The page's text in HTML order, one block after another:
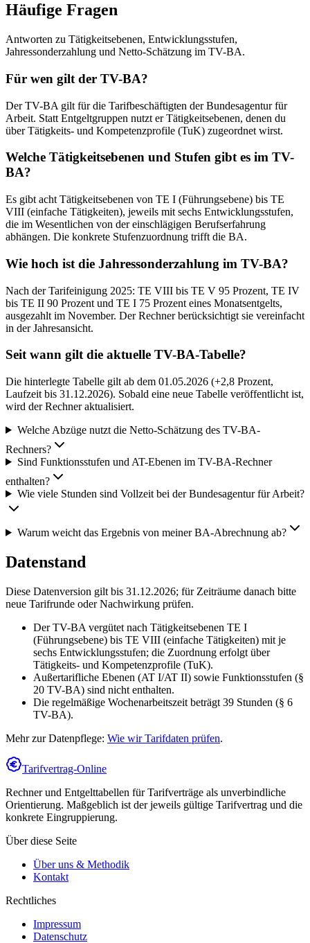
Häufige Fragen
Antworten zu Tätigkeitsebenen, Entwicklungsstufen,
Jahressonderzahlung und Netto-Schätzung im TV-BA.
Für wen gilt der TV-BA?
Der TV-BA gilt für die Tarifbeschäftigten der Bundesagentur für
Arbeit. Statt Entgeltgruppen nutzt er Tätigkeitsebenen, denen du
über Tätigkeits- und Kompetenzprofile (TuK) zugeordnet wirst.
Welche Tätigkeitsebenen und Stufen gibt es im TV-
BA?
Es gibt acht Tätigkeitsebenen von TE I (Führungsebene) bis TE
VIII (einfache Tätigkeiten), jeweils mit sechs Entwicklungsstufen,
die im Wesentlichen von der einschlägigen Berufserfahrung
abhängen. Die konkrete Stufenzuordnung trifft die BA.
Wie hoch ist die Jahressonderzahlung im TV-BA?
Nach der Tarifeinigung 2025: TE VIII bis TE V 95 Prozent, TE IV
bis TE II 90 Prozent und TE I 75 Prozent eines Monatsentgelts,
ausgezahlt im November. Der Rechner berücksichtigt sie vereinfacht
in der Jahresansicht.
Seit wann gilt die aktuelle TV-BA-Tabelle?
Die hinterlegte Tabelle gilt ab dem 01.05.2026 (+2,8 Prozent,
Laufzeit bis 31.12.2026). Sobald eine neue Tabelle veröffentlicht ist,
wird der Rechner aktualisiert.
Welche Abzüge nutzt die Netto-Schätzung des TV-BA-
Rechners?
Sind Funktionsstufen und AT-Ebenen im TV-BA-Rechner
enthalten?
Wie viele Stunden sind Vollzeit bei der Bundesagentur für Arbeit?
Warum weicht das Ergebnis von meiner BA-Abrechnung ab?
Datenstand
Diese Datenversion gilt bis 31.12.2026; für Zeiträume danach bitte
neue Tarifrunde oder Nachwirkung prüfen.
Der TV-BA vergütet nach Tätigkeitsebenen TE I
(Führungsebene) bis TE VIII (einfache Tätigkeiten) mit je
sechs Entwicklungsstufen; die Zuordnung erfolgt über
Tätigkeits- und Kompetenzprofile (TuK).
Außertarifliche Ebenen (AT I/AT II) sowie Funktionsstufen (§
20 TV-BA) sind nicht enthalten.
Die regelmäßige Wochenarbeitszeit beträgt 39 Stunden (§ 6
TV-BA).
Mehr zur Datenpflege: Wie wir Tarifdaten prüfen.
Tarifvertrag-Online
Rechner und Entgelttabellen für Tarifverträge als unverbindliche
Orientierung. Maßgeblich ist der jeweils gültige Tarifvertrag und die
konkrete Eingruppierung.
Über diese Seite
Über uns & Methodik
Kontakt
Rechtliches
Impressum
Datenschutz